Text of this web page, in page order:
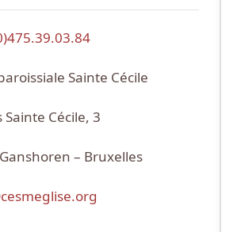
Sainte Cécile
Sainte Cécile, 3
– Bruxelles